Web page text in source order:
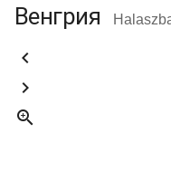
Венгрия


